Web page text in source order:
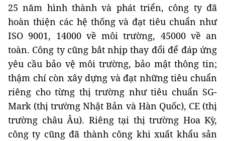
25 năm hình thành và phát triển, công ty đã
hoàn thiện các hệ thống và đạt tiêu chuẩn như
ISO 9001, 14000 về môi trường, 45000 về an
toàn. Công ty cũng bắt nhịp thay đổi để đáp ứng
yêu cầu bảo vệ môi trường, bảo mật thông tin;
thậm chí còn xây dựng và đạt những tiêu chuẩn
riêng cho từng thị trường như tiêu chuẩn SG-
Mark (thị trường Nhật Bản và Hàn Quốc), CE (thị
trường châu Âu). Riêng tại thị trường Hoa Kỳ,
công ty cũng đã thành công khi xuất khẩu sản